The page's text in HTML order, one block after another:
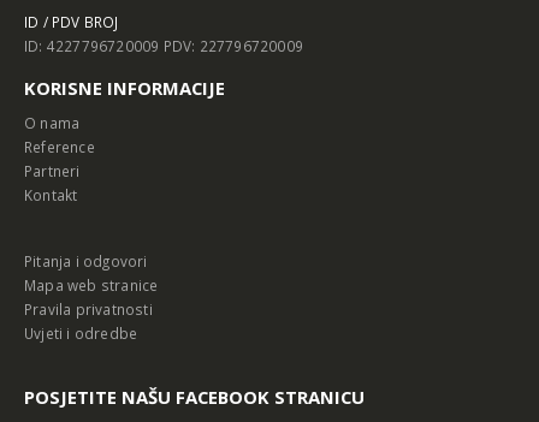
ID / PDV BROJ
ID: 4227796720009 PDV: 227796720009
KORISNE INFORMACIJE
O nama
Reference
Partneri
Kontakt
Pitanja i odgovori
Mapa web stranice
Pravila privatnosti
Uvjeti i odredbe
POSJETITE NAŠU FACEBOOK STRANICU